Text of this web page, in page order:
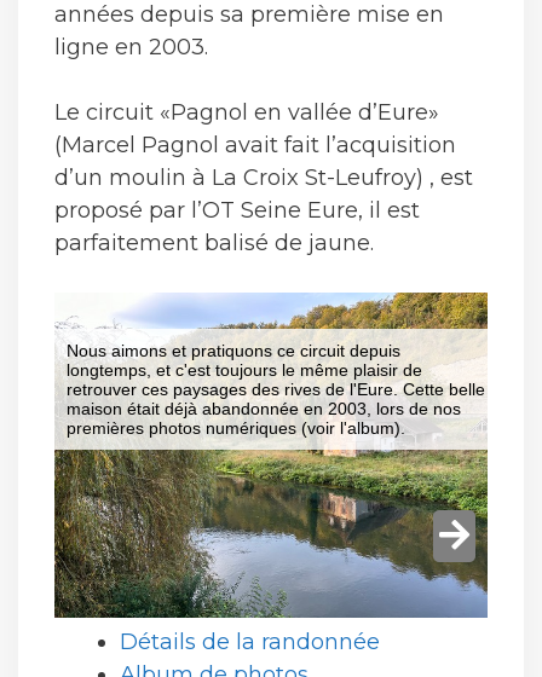
années depuis sa première mise en
ligne en 2003.
Le circuit «Pagnol en vallée d’Eure»
(Marcel Pagnol avait fait l’acquisition
d’un moulin à La Croix St-Leufroy) , est
proposé par l’OT Seine Eure, il est
parfaitement balisé de jaune.
Détails de la randonnée